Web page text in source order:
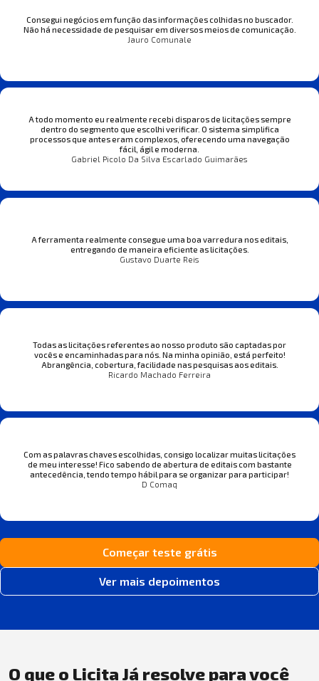
Consegui negócios em função das informações colhidas no buscador.
Não há necessidade de pesquisar em diversos meios de comunicação.
Jauro Comunale
A todo momento eu realmente recebi disparos de licitações sempre
dentro do segmento que escolhi verificar. O sistema simplifica
processos que antes eram complexos, oferecendo uma navegação
fácil, ágil e moderna.
Gabriel Picolo Da Silva Escarlado Guimarães
A ferramenta realmente consegue uma boa varredura nos editais,
entregando de maneira eficiente as licitações.
Gustavo Duarte Reis
Todas as licitações referentes ao nosso produto são captadas por
vocês e encaminhadas para nós. Na minha opinião, está perfeito!
Abrangência, cobertura, facilidade nas pesquisas aos editais.
Ricardo Machado Ferreira
Com as palavras chaves escolhidas, consigo localizar muitas licitações
de meu interesse! Fico sabendo de abertura de editais com bastante
antecedência, tendo tempo hábil para se organizar para participar!
D Comaq
Começar teste grátis
Ver mais depoimentos
O que o Licita Já resolve para você